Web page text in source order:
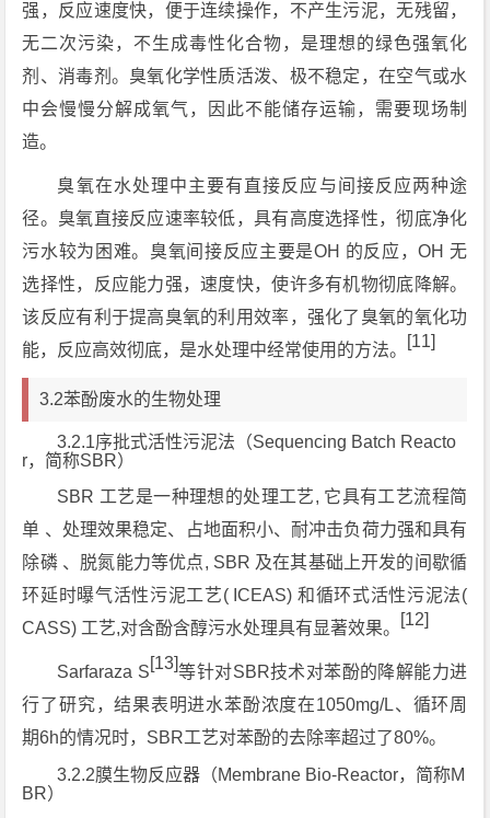
强，反应速度快，便于连续操作，不产生污泥，无残留，
无二次污染，不生成毒性化合物，是理想的绿色强氧化
剂、消毒剂。臭氧化学性质活泼、极不稳定，在空气或水
中会慢慢分解成氧气，因此不能储存运输，需要现场制
造。
臭氧在水处理中主要有直接反应与间接反应两种途
径。臭氧直接反应速率较低，具有高度选择性，彻底净化
污水较为困难。臭氧间接反应主要是OH 的反应，OH 无
选择性，反应能力强，速度快，使许多有机物彻底降解。
该反应有利于提高臭氧的利用效率，强化了臭氧的氧化功
能，反应高效彻底，是水处理中经常使用的方法。 [11]
3.2苯酚废水的生物处理
3.2.1序批式活性污泥法（Sequencing Batch Reacto
r，简称SBR）
SBR 工艺是一种理想的处理工艺, 它具有工艺流程简
单 、处理效果稳定、占地面积小、耐冲击负荷力强和具有
除磷 、脱氮能力等优点, SBR 及在其基础上开发的间歇循
环延时曝气活性污泥工艺( ICEAS) 和循环式活性污泥法(
CASS) 工艺,对含酚含醇污水处理具有显著效果。 [12]
Sarfaraza S[13]等针对SBR技术对苯酚的降解能力进
行了研究，结果表明进水苯酚浓度在1050mg/L、循环周
期6h的情况时，SBR工艺对苯酚的去除率超过了80%。
3.2.2膜生物反应器（Membrane Bio-Reactor，简称M
BR）